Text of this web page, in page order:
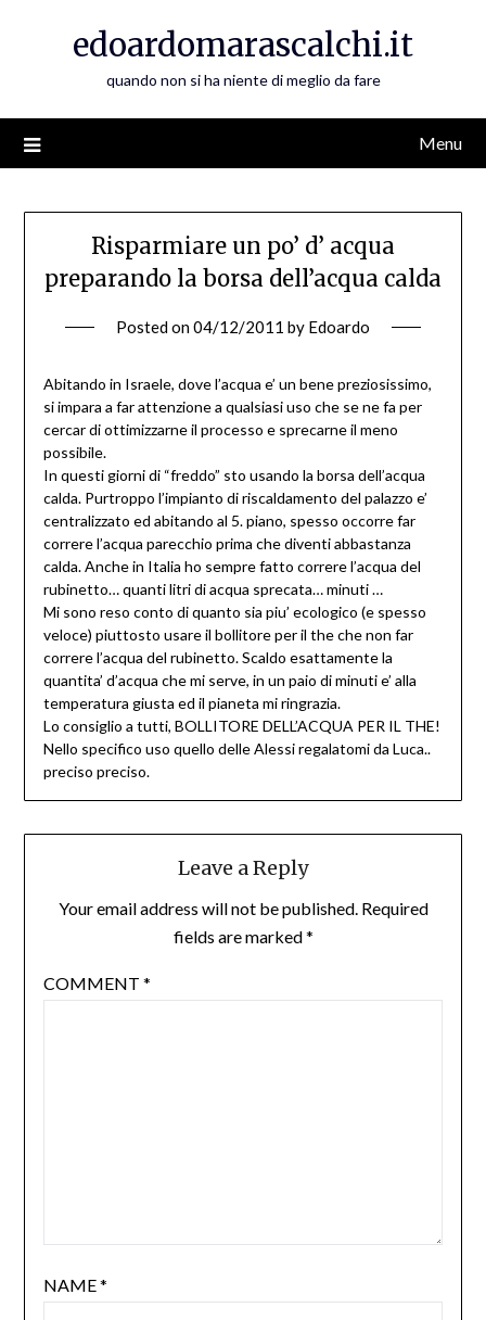
edoardomarascalchi.it
quando non si ha niente di meglio da fare
Menu
Risparmiare un po’ d’ acqua
preparando la borsa dell’acqua calda
Posted on04/12/2011 by Edoardo
Abitando in Israele, dove l’acqua e’ un bene preziosissimo,
si impara a far attenzione a qualsiasi uso che se ne fa per
cercar di ottimizzarne il processo e sprecarne il meno
possibile.
In questi giorni di “freddo” sto usando la borsa dell’acqua
calda. Purtroppo l’impianto di riscaldamento del palazzo e’
centralizzato ed abitando al 5. piano, spesso occorre far
correre l’acqua parecchio prima che diventi abbastanza
calda. Anche in Italia ho sempre fatto correre l’acqua del
rubinetto… quanti litri di acqua sprecata… minuti …
Mi sono reso conto di quanto sia piu’ ecologico (e spesso
veloce) piuttosto usare il bollitore per il the che non far
correre l’acqua del rubinetto. Scaldo esattamente la
quantita’ d’acqua che mi serve, in un paio di minuti e’ alla
temperatura giusta ed il pianeta mi ringrazia.
Lo consiglio a tutti, BOLLITORE DELL’ACQUA PER IL THE!
Nello specifico uso quello delle Alessi regalatomi da Luca..
preciso preciso.
Leave a Reply
Your email address will not be published. Required
fields are marked*
COMMENT *
NAME*